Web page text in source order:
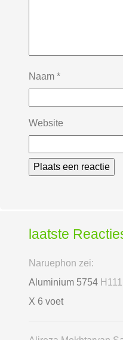
Naam *
Website
laatste
Naruephon zei:
Aluminium 5754
X 6 voet